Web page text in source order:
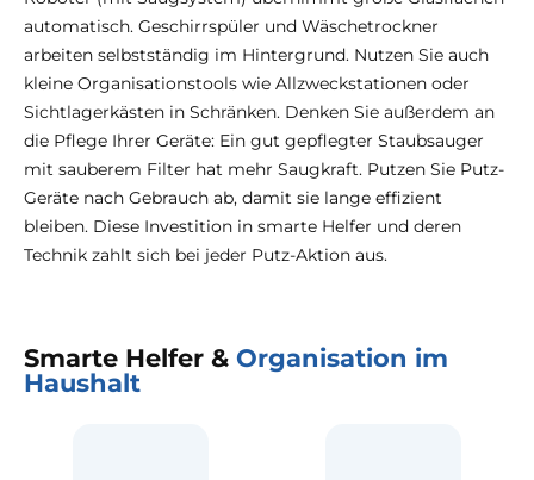
automatisch. Geschirrspüler und Wäschetrockner
arbeiten selbstständig im Hintergrund. Nutzen Sie auch
kleine Organisationstools wie Allzweckstationen oder
Sichtlagerkästen in Schränken. Denken Sie außerdem an
die Pflege Ihrer Geräte: Ein gut gepflegter Staubsauger
mit sauberem Filter hat mehr Saugkraft. Putzen Sie Putz-
Geräte nach Gebrauch ab, damit sie lange effizient
bleiben. Diese Investition in smarte Helfer und deren
Technik zahlt sich bei jeder Putz-Aktion aus.
Smarte Helfer & Organisation im
Haushalt